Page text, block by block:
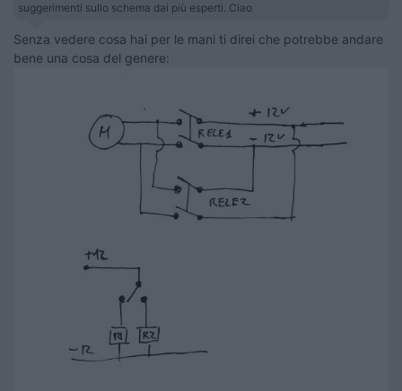
suggerimenti sullo schema dai più esperti. Ciao
Senza vedere cosa hai per le mani ti direi che potrebbe andare
bene una cosa del genere: